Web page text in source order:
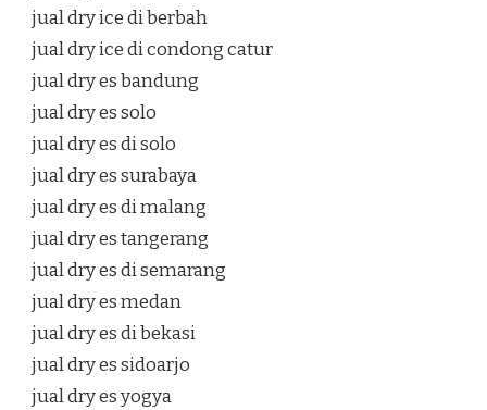
jual dry ice di berbah
jual dry ice di condong catur
jual dry es bandung
jual dry es solo
jual dry es di solo
jual dry es surabaya
jual dry es di malang
jual dry es tangerang
jual dry es di semarang
jual dry es medan
jual dry es di bekasi
jual dry es sidoarjo
jual dry es yogya